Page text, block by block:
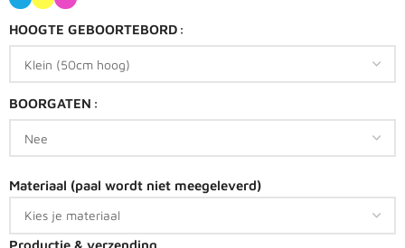
HOOGTE GEBOORTEBORD
BOORGATEN
Materiaal (paal wordt niet meegeleverd)